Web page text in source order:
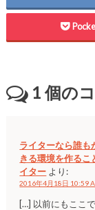
1個の
ライターなら誰も
きる環境を作る
イター より:
2016年4月18日 10:59
[…] 以前にもここ